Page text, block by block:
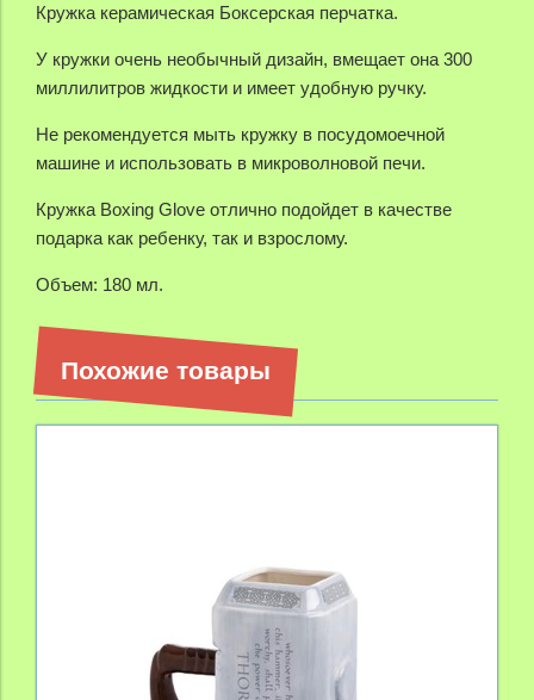
Кружка керамическая Боксерская перчатка.
У кружки очень необычный дизайн, вмещает она 300
миллилитров жидкости и имеет удобную ручку.
Не рекомендуется мыть кружку в посудомоечной
машине и использовать в микроволновой печи.
Кружка Boxing Glove отлично подойдет в качестве
подарка как ребенку, так и взрослому.
Объем: 180 мл.
Похожие товары